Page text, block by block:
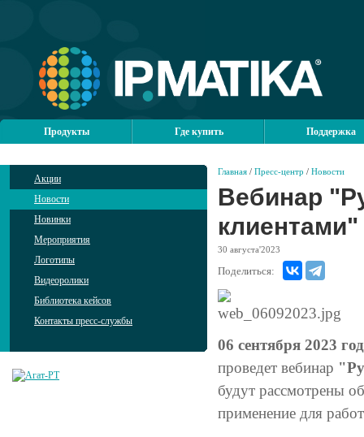
Продукты Где купить Поддержка
Акции
Новости
Новинки
Мероприятия
Логотипы
Видеоролики
Библиотека кейсов
Контакты пресс-службы
Главная / Пресс-центр / Новости
Вебинар
клиентами"
30 августа'2023
Поделиться:
06 сентября 2023
проведет вебинар
будут рассмотрены
применение для